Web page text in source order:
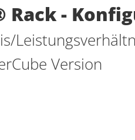
Rack -
Version